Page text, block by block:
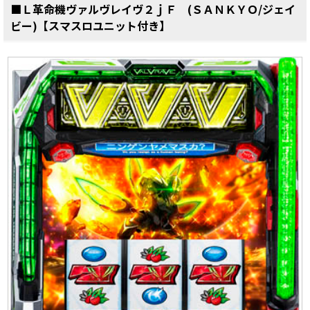
■Ｌ革命機ヴァルヴレイヴ２ｊＦ (ＳＡＮＫＹＯ/ジェイ
ビー)【スマスロユニット付き】